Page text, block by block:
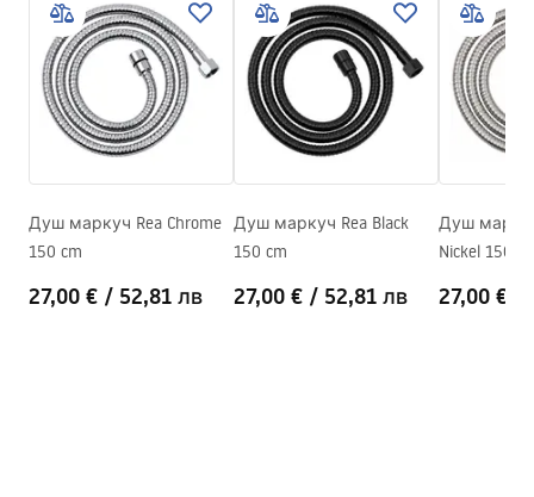
Тегло
1kg
Код на производителя
JS-017BRG
Цвят
Матирана мед
Информация за безопасност
WARUNKI_BEZPIECZENSTWA_AKCESORIA_LAZIENKOWE.
Гаранционни условия
Warranty_Terms_and_Conditions_Accessories_-_24.pdf
Душ маркуч Rea Chrome
150 cm
27,00 € / 52,81 лв
Душ маркуч Rea Black
150 cm
27,00 € / 52,81 лв
Душ
Nickel 150
27,00 €